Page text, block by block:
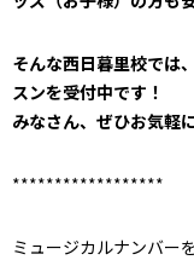
そんな西日暮里校では
スンを受付中です！
みなさん、ぜひお気軽
******************
ミュージカルナンバー